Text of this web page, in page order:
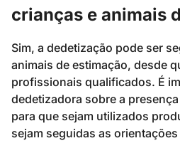
crianças e animais
Sim, a dedetização pode ser
animais de estimação, desde
profissionais qualificados. É
dedetizadora sobre a
para que sejam utilizados
sejam seguidas as